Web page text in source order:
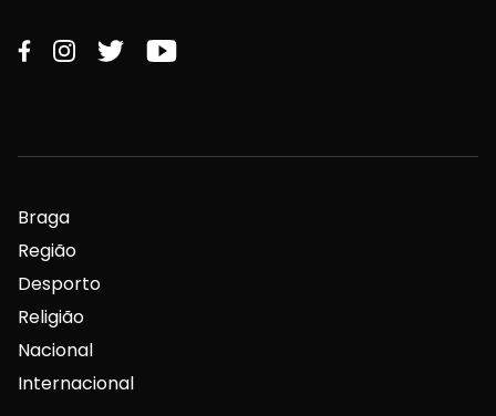
Braga
Região
Desporto
Religião
Nacional
Internacional